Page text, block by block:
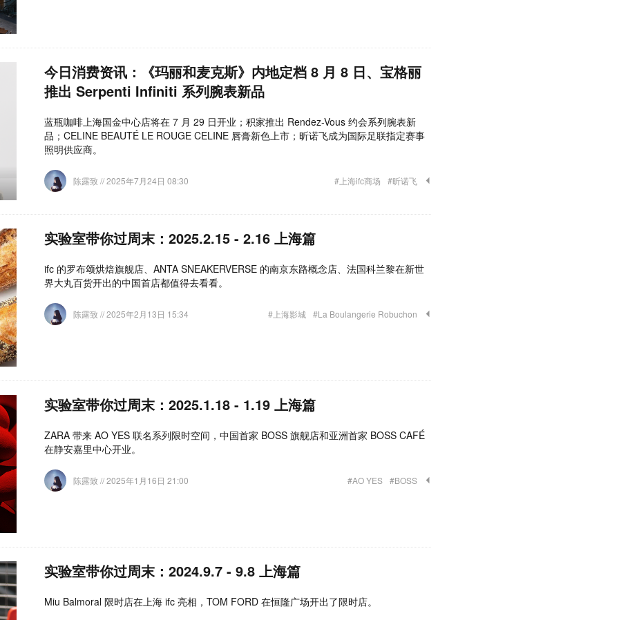
今日消费资讯：《玛丽和麦克斯》内地定档 8 月 8 日、宝格丽
推出 Serpenti Infiniti 系列腕表新品
蓝瓶咖啡上海国金中心店将在 7 月 29 日开业；积家推出 Rendez-Vous 约会系列腕表新
品；CELINE BEAUTÉ LE ROUGE CELINE 唇膏新色上市；昕诺飞成为国际足联指定赛事
照明供应商。
陈露致// 2025年7月24日 08:30 #上海ifc商场 #昕诺飞
实验室带你过周末：2025.2.15 - 2.16 上海篇
ifc 的罗布颂烘焙旗舰店、ANTA SNEAKERVERSE 的南京东路概念店、法国科兰黎在新世
界大丸百货开出的中国首店都值得去看看。
陈露致// 2025年2月13日 15:34 #上海影城 #La Boulangerie Robuchon
实验室带你过周末：2025.1.18 - 1.19 上海篇
ZARA 带来 AO YES 联名系列限时空间，中国首家 BOSS 旗舰店和亚洲首家 BOSS CAFÉ
在静安嘉里中心开业。
陈露致// 2025年1月16日 21:00 #AO YES #BOSS
实验室带你过周末：2024.9.7 - 9.8 上海篇
Miu Balmoral 限时店在上海 ifc 亮相，TOM FORD 在恒隆广场开出了限时店。